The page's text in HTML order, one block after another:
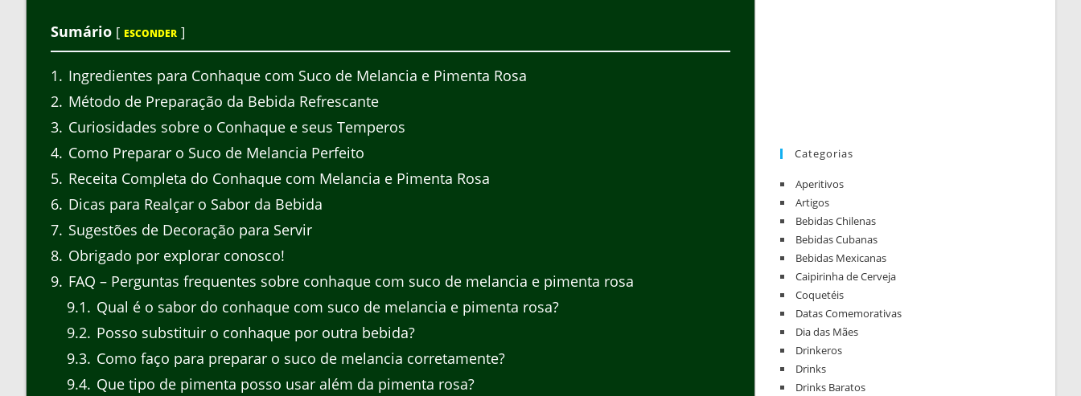
Sumário [ ESCONDER ]
1
Ingredientes para Conhaque com Suco de Melancia e Pimenta Rosa
2 Método de Preparação da Bebida Refrescante
3 Curiosidades sobre o Conhaque e seus Temperos
4 Como Preparar o Suco de Melancia Perfeito
5 Receita Completa do Conhaque com Melancia e Pimenta Rosa
6 Dicas para Realçar o Sabor da Bebida
7 Sugestões de Decoração para Servir
8 Obrigado por explorar conosco!
9 FAQ – Perguntas frequentes sobre conhaque com suco de melancia e pimenta rosa
9.1
Qual é o sabor do conhaque com suco de melancia e pimenta rosa?
9.2 Posso substituir o conhaque por outra bebida?
9.3 Como faço para preparar o suco de melancia corretamente?
9.4 Que tipo de pimenta posso usar além da pimenta rosa?
Categorias
Aperitivos
Artigos
Bebidas Chilenas
Bebidas Cubanas
Bebidas Mexicanas
Caipirinha de Cerveja
Coquetéis
Datas Comemorativas
Dia das Mães
Drinkeros
Drinks
Drinks Baratos